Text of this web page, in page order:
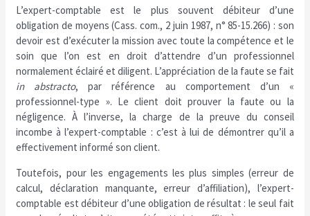
L’expert-comptable est le plus souvent débiteur d’une
obligation de moyens (Cass. com., 2 juin 1987, n° 85-15.266) : son
devoir est d’exécuter la mission avec toute la compétence et le
soin que l’on est en droit d’attendre d’un professionnel
normalement éclairé et diligent. L’appréciation de la faute se fait
in abstracto, par référence au comportement d’un «
professionnel-type ». Le client doit prouver la faute ou la
négligence. À l’inverse, la charge de la preuve du conseil
incombe à l’expert-comptable : c’est à lui de démontrer qu’il a
effectivement informé son client.
Toutefois, pour les engagements les plus simples (erreur de
calcul, déclaration manquante, erreur d’affiliation), l’expert-
comptable est débiteur d’une obligation de résultat : le seul fait